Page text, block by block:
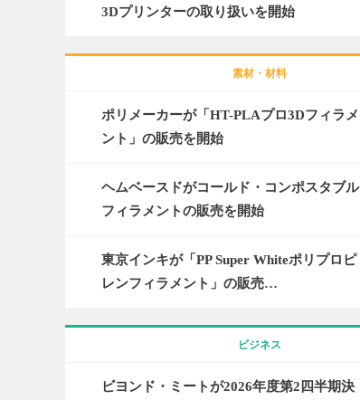
3Dプリンターの取り扱いを開始
素材・材料
ポリメーカーが「HT-PLAプロ3Dフィラメ
ント」の販売を開始
ヘムベースドがコールド・コンポスタブル
フィラメントの販売を開始
東京インキが「PP Super Whiteポリプロピ
レンフィラメント」の販売…
ビジネス
ビヨンド・ミートが2026年度第2四半期決